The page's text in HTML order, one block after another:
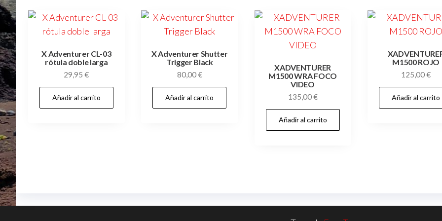
X Adventurer CL-03
rótula doble larga
29,95€
Añadir al carrito
X Adventurer Shutter
Trigger Black
80,00€
Añadir al carrito
XADVENTURER
M1500 WRA FOCO
VIDEO
135,00€
Añadir al carrito
M1500 ROJO
125,00€
Añadir al carrito